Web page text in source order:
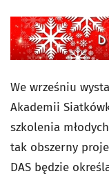
We wrześniu
Akademii
szkolenia
tak obszerny
DAS będzie